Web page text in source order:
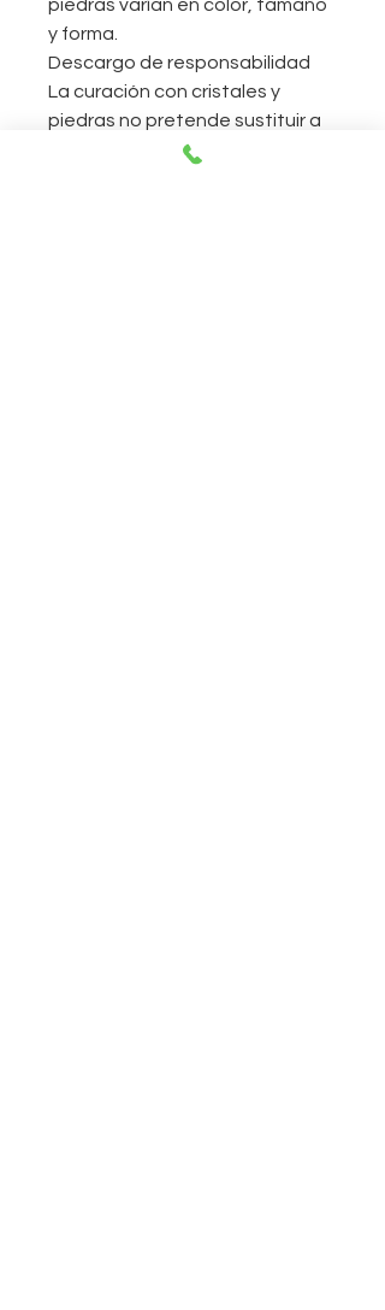
piedras varían en color, tamaño
y forma.
Descargo de responsabilidad
La curación con cristales y
piedras no pretende sustituir a
la medicina convencional. No